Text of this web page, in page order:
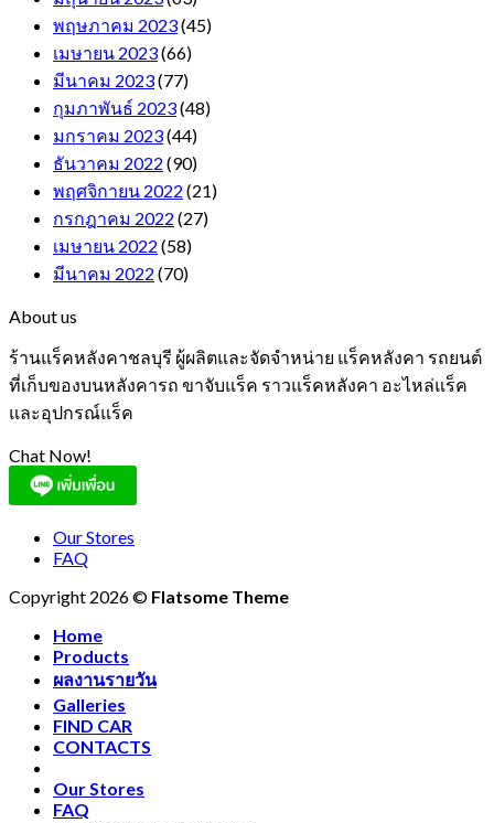
พฤษภาคม 2023(45)
เมษายน 2023(66)
มีนาคม 2023(77)
กุมภาพันธ์ 2023(48)
มกราคม 2023(44)
ธันวาคม 2022 (90)
พฤศจิกายน 2022 (21)
กรกฎาคม 2022 (27)
เมษายน 2022 (58)
มีนาคม 2022 (70)
About us
ร้านแร็คหลังคาชลบุรี ผู้ผลิตและจัดจำหน่าย แร็คหลังคา รถยนต์
ที่เก็บของบนหลังคารถ ขาจับแร็ค ราวแร็คหลังคา อะไหล่แร็ค
และอุปกรณ์แร็ค
Chat Now!
Our Stores
FAQ
Copyright 2026 © Flatsome Theme
Home
Products
ผลงานรายวัน
Galleries
FIND CAR
CONTACTS
Our Stores
FAQ